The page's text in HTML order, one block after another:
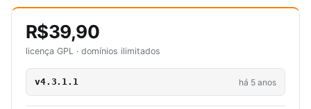
R$39,90
licença GPL · domínios ilimitados
v4.3.1.1 há 5 anos